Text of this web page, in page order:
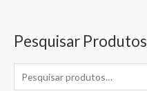
Pesquisar Produtos